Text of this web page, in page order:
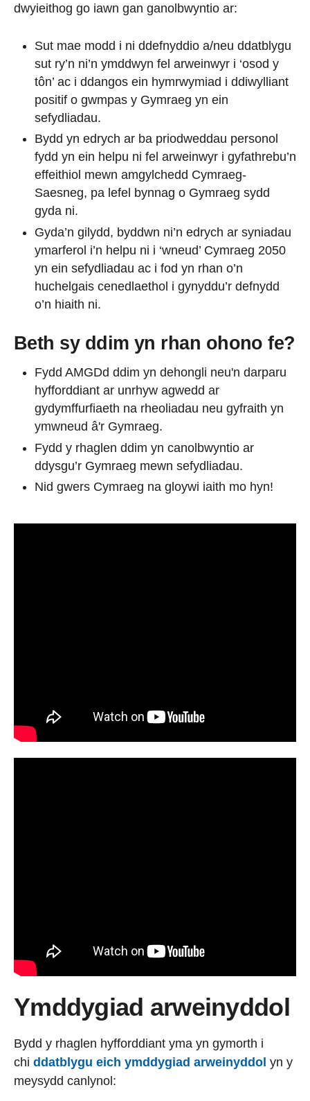
dwyieithog go iawn gan ganolbwyntio ar:
Sut mae modd i ni ddefnyddio a/neu ddatblygu
sut ry’n ni’n ymddwyn fel arweinwyr i ‘osod y
tôn’ ac i ddangos ein hymrwymiad i ddiwylliant
positif o gwmpas y Gymraeg yn ein
sefydliadau.
Bydd yn edrych ar ba priodweddau personol
fydd yn ein helpu ni fel arweinwyr i gyfathrebu’n
effeithiol mewn amgylchedd Cymraeg-
Saesneg, pa lefel bynnag o Gymraeg sydd
gyda ni.
Gyda’n gilydd, byddwn ni’n edrych ar syniadau
ymarferol i’n helpu ni i ‘wneud’ Cymraeg 2050
yn ein sefydliadau ac i fod yn rhan o’n
huchelgais cenedlaethol i gynyddu’r defnydd
o’n hiaith ni.
Beth sy ddim yn rhan ohono fe?
Fydd AMGDd ddim yn dehongli neu'n darparu
hyfforddiant ar unrhyw agwedd ar
gydymffurfiaeth na rheoliadau neu gyfraith yn
ymwneud â'r Gymraeg.
Fydd y rhaglen ddim yn canolbwyntio ar
ddysgu’r Gymraeg mewn sefydliadau.
Nid gwers Cymraeg na gloywi iaith mo hyn!
Ymddygiad arweinyddol
Bydd y rhaglen hyfforddiant yma yn gymorth i
chi ddatblygu eich ymddygiad arweinyddol yn y
meysydd canlynol: